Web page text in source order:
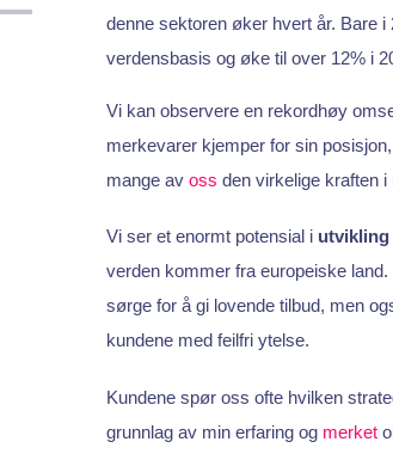
denne sektoren øker hvert år. Bare
verdensbasis og øke til over 12% i
Vi kan observere en rekordhøy
merkevarer kjemper for sin
mange av oss den virkelige kraften i
Vi ser et enormt potensial i utvikling
verden kommer fra europeiske
sørge for å gi lovende tilbud, men
kundene med feilfri ytelse.
Kundene spør oss ofte hvilken
grunnlag av min erfaring og merket